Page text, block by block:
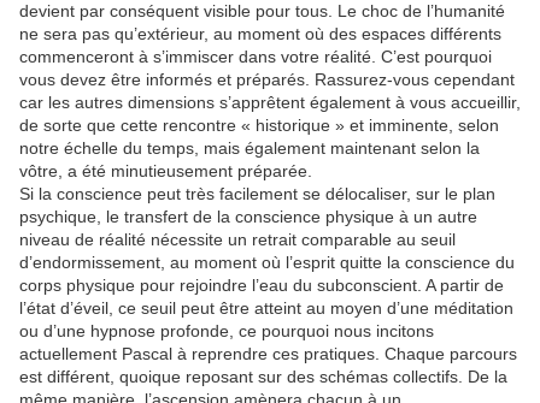
devient par conséquent visible pour tous. Le choc de l’humanité
ne sera pas qu’extérieur, au moment où des espaces différents
commenceront à s’immiscer dans votre réalité. C’est pourquoi
vous devez être informés et préparés. Rassurez-vous cependant
car les autres dimensions s’apprêtent également à vous accueillir,
de sorte que cette rencontre « historique » et imminente, selon
notre échelle du temps, mais également maintenant selon la
vôtre, a été minutieusement préparée.
Si la conscience peut très facilement se délocaliser, sur le plan
psychique, le transfert de la conscience physique à un autre
niveau de réalité nécessite un retrait comparable au seuil
d’endormissement, au moment où l’esprit quitte la conscience du
corps physique pour rejoindre l’eau du subconscient. A partir de
l’état d’éveil, ce seuil peut être atteint au moyen d’une méditation
ou d’une hypnose profonde, ce pourquoi nous incitons
actuellement Pascal à reprendre ces pratiques. Chaque parcours
est différent, quoique reposant sur des schémas collectifs. De la